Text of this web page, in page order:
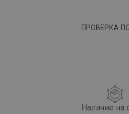
ПРОВЕРКА
Наличие на